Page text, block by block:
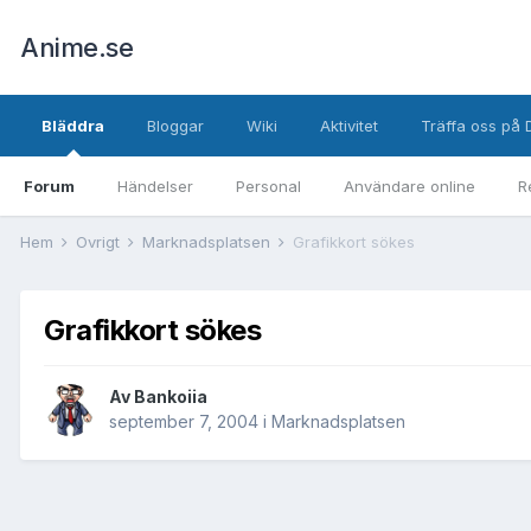
Anime.se
Bläddra
Forum Händelser Personal Användare online
Bloggar Wiki Aktivitet Träffa oss på
Hem Övrigt Marknadsplatsen Grafikkort sökes
Grafikkort sökes
Av Bankoiia
september 7, 2004 i Marknadsplatsen